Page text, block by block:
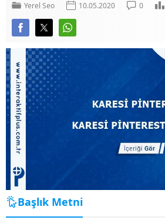
Yerel Seo 10.05.2020 0
Başlık Metni